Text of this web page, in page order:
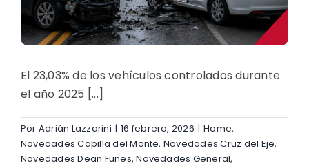
El 23,03% de los vehículos controlados durante
el año 2025 [...]
Por Adrián Lazzarini | 16 febrero, 2026 | Home,
Novedades Capilla del Monte, Novedades Cruz del Eje,
Novedades Dean Funes,Novedades General,